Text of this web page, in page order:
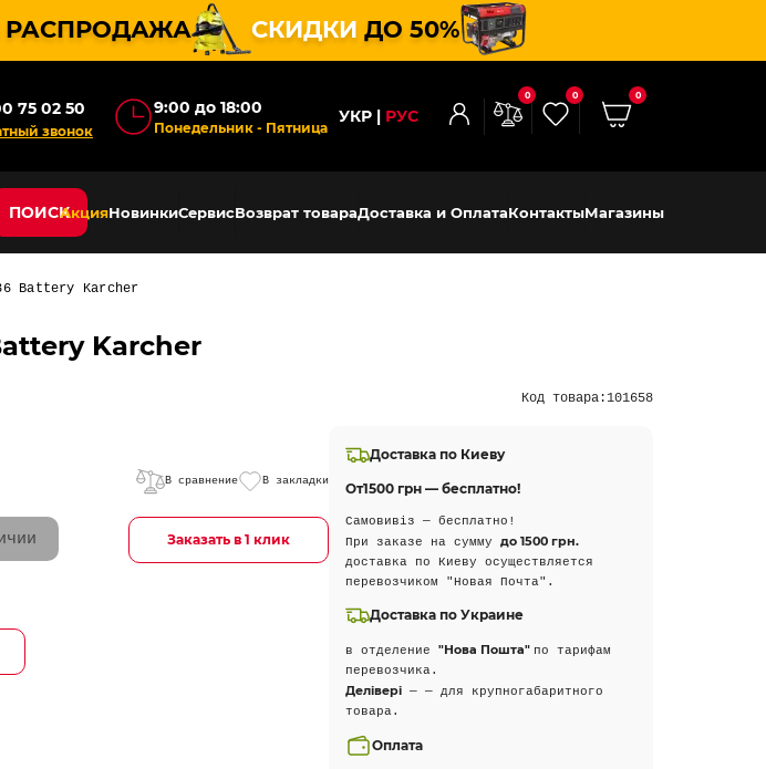
РАСПРОДАЖА СКИДКИ ДО 50%
75 02 50
звонок
9:00 до 18:00
Понедельник - Пятница
УКР РУС
0 0 0
ПОИСКАкцияНовинкиСервисВозврат товараДоставка и ОплатаКонтактыМагазины
36 Battery Karcher
Karcher
Код товара:101658
В сравнение В закладки
Заказать в 1 клик
Доставка по Киеву
От1500 грн — бесплатно!
Самовивіз — бесплатно!
При заказе на суммудо 1500 грн.
доставка по Киеву осуществляется
перевозчиком "Новая Почта".
Доставка по Украине
в отделение"Нова Пошта" по тарифам
перевозчика.
Делівері — — для крупногабаритного
товара.
Оплата